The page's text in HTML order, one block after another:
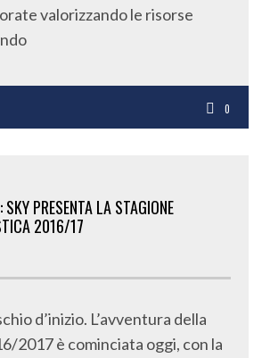
valorizzando le risorse
0
SKY PRESENTA LA STAGIONE
2016/17
d’inizio. L’avventura della
2017 è cominciata oggi, con la